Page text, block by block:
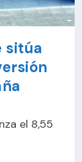
sitúa
el 8,55